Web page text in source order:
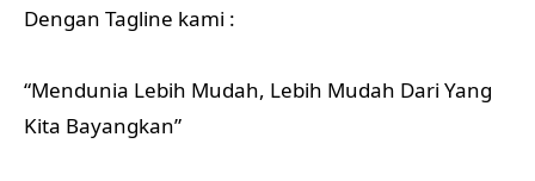
Dengan Tagline kami :
“Mendunia Lebih Mudah, Lebih Mudah Dari Yang
Kita Bayangkan”